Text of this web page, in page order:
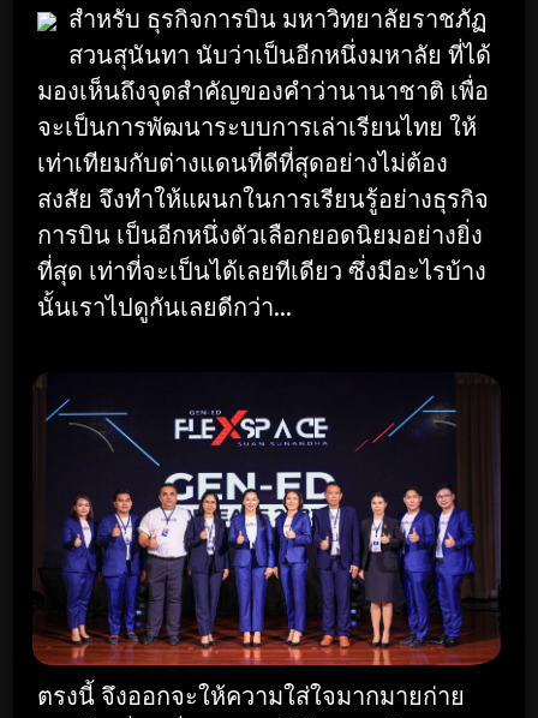
สำหรับ ธุรกิจการบิน มหาวิทยาลัยราชภัฏ
สวนสุนันทา นับว่าเป็นอีกหนึ่งมหาลัย ที่ได้
มองเห็นถึงจุดสำคัญของคำว่านานาชาติ เพื่อ
จะเป็นการพัฒนาระบบการเล่าเรียนไทย ให้
เท่าเทียมกับต่างแดนที่ดีที่สุดอย่างไม่ต้อง
สงสัย จึงทำให้แผนกในการเรียนรู้อย่างธุรกิจ
การบิน เป็นอีกหนึ่งตัวเลือกยอดนิยมอย่างยิ่ง
ที่สุด เท่าที่จะเป็นได้เลยทีเดียว ซึ่งมีอะไรบ้าง
นั้นเราไปดูกันเลยดีกว่า…
ตรงนี้ จึงออกจะให้ความใส่ใจมากมายก่าย